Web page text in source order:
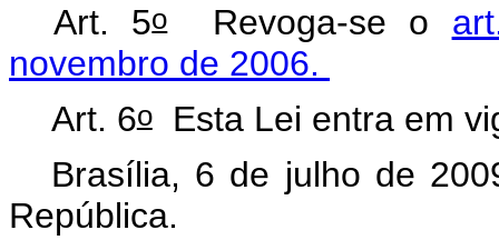
Art. 5oRevoga-se o
novembro de 2006.
Art. 6oEsta Lei entra em
Brasília, 6 de julho de
República.